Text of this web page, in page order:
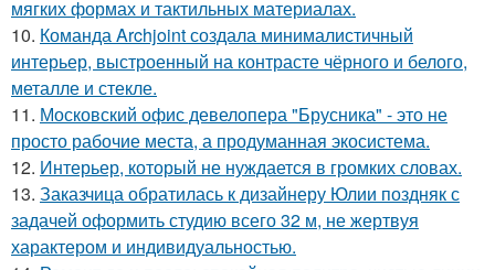
мягких формах и тактильных материалах.
10. Команда Archjoint создала минималистичный
интерьер, выстроенный на контрасте чёрного и белого,
металле и стекле.
11. Московский офис девелопера "Брусника" - это не
просто рабочие места, а продуманная экосистема.
12. Интерьер, который не нуждается в громких словах.
13. Заказчица обратилась к дизайнеру Юлии поздняк с
задачей оформить студию всего 32 м, не жертвуя
характером и индивидуальностью.